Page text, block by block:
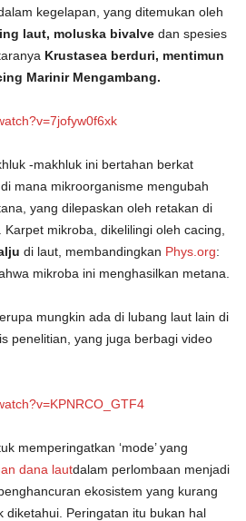
kegelapan, yang ditemukan oleh
laut, moluska bivalve dan spesies
Krustasea berduri, mentimun
Marinir Mengambang.
-makhluk ini bertahan berkat
mana mikroorganisme mengubah
yang dilepaskan oleh retakan di
mikroba, dikelilingi oleh cacing,
di laut, membandingkan Phys.org:
mikroba ini menghasilkan metana.
mungkin ada di lubang laut lain di
penelitian, yang juga berbagi video
memperingatkan ‘mode’ yang
dana lautdalam perlombaan menjadi
ekosistem yang kurang
diketahui. Peringatan itu bukan hal